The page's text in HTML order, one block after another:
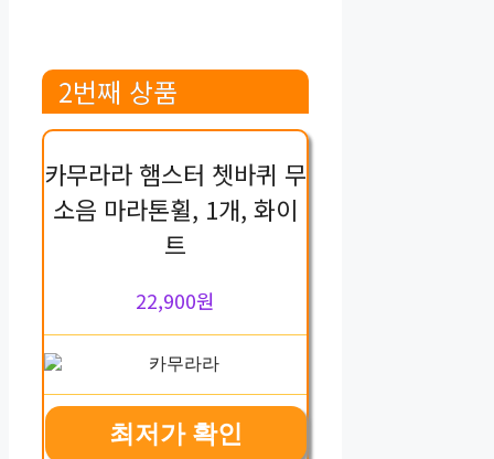
2번째 상품
카무라라 햄스터 쳇바퀴 무
소음 마라톤휠, 1개, 화이
트
22,900원
최저가 확인